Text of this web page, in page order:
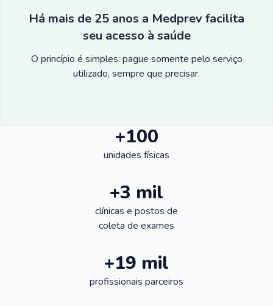
Há mais de 25 anos a Medprev facilita
seu acesso à saúde
O princípio é simples: pague somente pelo serviço
utilizado, sempre que precisar.
+100
unidades físicas
+3 mil
clínicas e postos de
coleta de exames
+19 mil
profissionais parceiros